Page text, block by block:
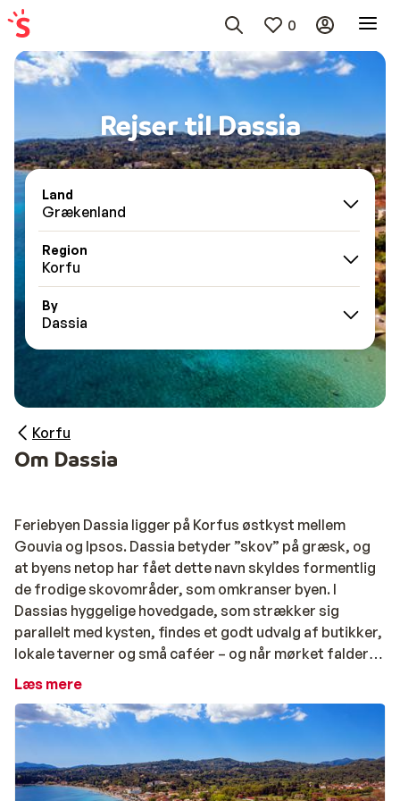
0
Rejser til Dassia
Land
Grækenland
Region
Korfu
By
Dassia
Korfu
Om Dassia
Feriebyen Dassia ligger på Korfus østkyst mellem
Gouvia og Ipsos. Dassia betyder ”skov” på græsk, og
at byens netop har fået dette navn skyldes formentlig
de frodige skovområder, som omkranser byen. I
Dassias hyggelige hovedgade, som strækker sig
parallelt med kysten, findes et godt udvalg af butikker,
lokale taverner og små caféer – og når mørket falder
på, kan du nyde sommernatten på en af byens
børnefamilier, unge og ældre vil nyde ferien. Her er en
dejlig atmosfære, som dels kan tilskrives den
imødekommende græske kultur og dels de
charmerende rammer med bygninger, som stammer
Læs mere